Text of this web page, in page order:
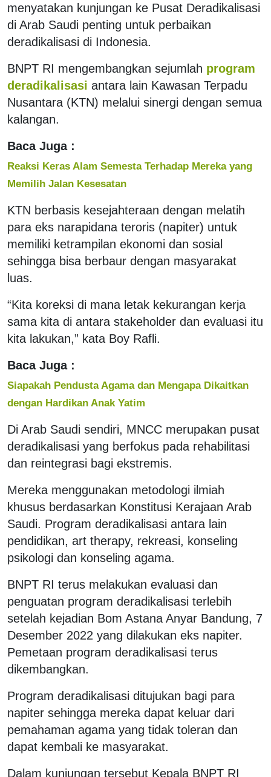
menyatakan kunjungan ke Pusat Deradikalisasi
di Arab Saudi penting untuk perbaikan
deradikalisasi di Indonesia.
BNPT RI mengembangkan sejumlah program
deradikalisasi antara lain Kawasan Terpadu
Nusantara (KTN) melalui sinergi dengan semua
kalangan.
Baca Juga :
Reaksi Keras Alam Semesta Terhadap Mereka yang
Memilih Jalan Kesesatan
KTN berbasis kesejahteraan dengan melatih
para eks narapidana teroris (napiter) untuk
memiliki ketrampilan ekonomi dan sosial
sehingga bisa berbaur dengan masyarakat
luas.
“Kita koreksi di mana letak kekurangan kerja
sama kita di antara stakeholder dan evaluasi itu
kita lakukan,” kata Boy Rafli.
Baca Juga :
Siapakah Pendusta Agama dan Mengapa Dikaitkan
dengan Hardikan Anak Yatim
Di Arab Saudi sendiri, MNCC merupakan pusat
deradikalisasi yang berfokus pada rehabilitasi
dan reintegrasi bagi ekstremis.
Mereka menggunakan metodologi ilmiah
khusus berdasarkan Konstitusi Kerajaan Arab
Saudi. Program deradikalisasi antara lain
pendidikan, art therapy, rekreasi, konseling
psikologi dan konseling agama.
BNPT RI terus melakukan evaluasi dan
penguatan program deradikalisasi terlebih
setelah kejadian Bom Astana Anyar Bandung, 7
Desember 2022 yang dilakukan eks napiter.
Pemetaan program deradikalisasi terus
dikembangkan.
Program deradikalisasi ditujukan bagi para
napiter sehingga mereka dapat keluar dari
pemahaman agama yang tidak toleran dan
dapat kembali ke masyarakat.
Dalam kunjungan tersebut Kepala BNPT RI